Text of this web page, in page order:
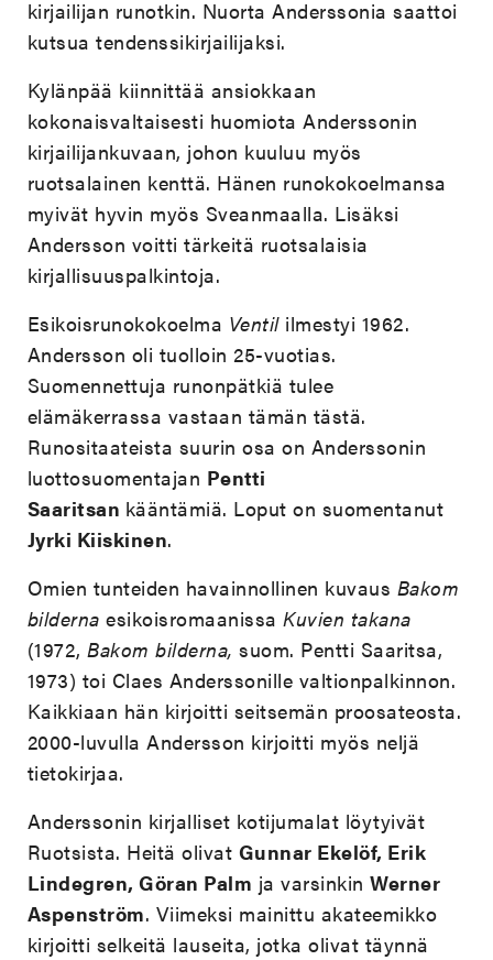
kirjailijan runotkin. Nuorta Anderssonia saattoi
kutsua tendenssikirjailijaksi.
Kylänpää kiinnittää ansiokkaan
kokonaisvaltaisesti huomiota Anderssonin
kirjailijankuvaan, johon kuuluu myös
ruotsalainen kenttä. Hänen runokokoelmansa
myivät hyvin myös Sveanmaalla. Lisäksi
Andersson voitti tärkeitä ruotsalaisia
kirjallisuuspalkintoja.
Esikoisrunokokoelma Ventililmestyi 1962.
Andersson oli tuolloin 25-vuotias.
Suomennettuja runonpätkiä tulee
elämäkerrassa vastaan tämän tästä.
Runositaateista suurin osa on Anderssonin
luottosuomentajan Pentti
Saaritsan kääntämiä. Loput on suomentanut
Jyrki Kiiskinen.
Omien tunteiden havainnollinen kuvaus Bakom
bilderna esikoisromaanissaKuvien takana
(1972,Bakom bilderna, suom. Pentti Saaritsa,
1973) toi Claes Anderssonille valtionpalkinnon.
Kaikkiaan hän kirjoitti seitsemän proosateosta.
2000-luvulla Andersson kirjoitti myös neljä
tietokirjaa.
Anderssonin kirjalliset kotijumalat löytyivät
Ruotsista. Heitä olivat Gunnar Ekelöf, Erik
Lindegren, Göran Palm ja varsinkinWerner
Aspenström. Viimeksi mainittu akateemikko
kirjoitti selkeitä lauseita, jotka olivat täynnä